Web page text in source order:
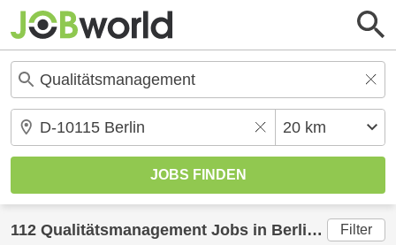
112 Qualitätsmanagement Jobs in Berlin (20 km)
Filter